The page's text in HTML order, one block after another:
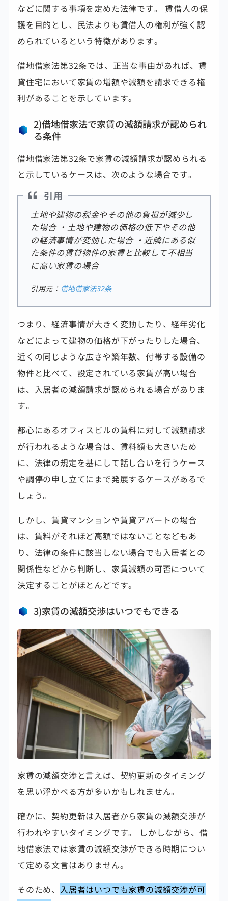
などに関する事項を定めた法律です。 賃借人の保
護を目的とし、民法よりも賃借人の権利が強く認
められている という特徴があります。
借地借家法第32条では、正当な事由があれば、賃
貸住宅において家賃の増額や減額を請求できる権
利があることを示しています。
2)借地借家法で家賃の減額請求が認められ
る条件
借地借家法第32条で家賃の減額請求が認められる
と示しているケースは、次のような場合です。
引用
土地や建物の税金やその他の負担が減少し
た場合 ・土地や建物の価格の低下やその他
の経済事情が変動した場合 ・近隣にある似
た条件の賃貸物件の家賃と比較して不相当
に高い家賃の場合
引用元： 借地借家法32条
つまり、経済事情が大きく変動したり、経年劣化
などによって建物の価格が下がったりした場合、
近くの同じような広さや築年数、付帯する設備の
物件と比べて、設定されている家賃が高い場合
は、 入居者の減額請求が認められる場合がありま
す。
都心にあるオフィスビルの賃料に対して減額請求
が行われるような場合は、賃料額も大きいため
に、法律の規定を基にして話し合いを行うケース
や調停の申し立てにまで発展するケースがあるで
しょう。
しかし、賃貸マンションや賃貸アパートの場合
は、賃料がそれほど高額ではないことなどもあ
り、法律の条件に該当しない場合でも入居者との
関係性などから判断し、家賃減額の可否について
決定することがほとんどです。
3)家賃の減額交渉はいつでもできる
家賃の減額交渉と言えば、契約更新のタイミング
を思い浮かべる方が多いかもしれません。
確かに、契約更新は入居者から家賃の減額交渉が
行われやすいタイミングです。 しかしながら、借
地借家法では家賃の減額交渉ができる時期につい
て定める文言はありません。
そのため、 入居者はいつでも家賃の減額交渉が可